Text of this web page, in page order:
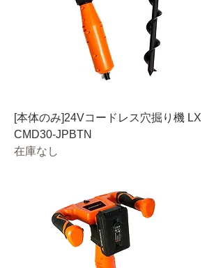
[本体のみ]24Vコードレス穴掘り機 LX
CMD30-JPBTN
在庫なし